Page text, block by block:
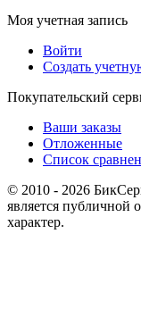
Моя учетная запись
Войти
Создать
Покупательский
Ваши заказы
Отложенные
Список
© 2010 - 2026
является
характер.